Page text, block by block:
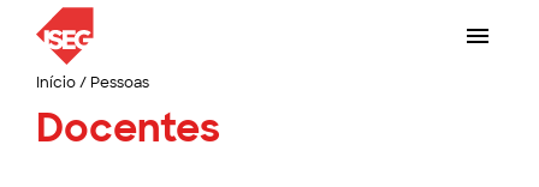
Início/ Pessoas
Docentes